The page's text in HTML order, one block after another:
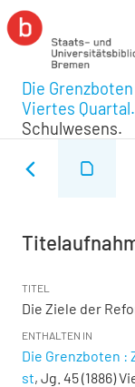
Die Grenzboten
Viertes Quartal.
Schulwesens.
TITEL
Die Ziele der
ENTHALTEN IN
Die Grenzboten
st, Jg. 45 (1886)